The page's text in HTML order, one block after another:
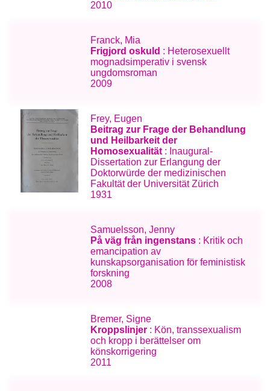
2010
Franck, Mia
Frigjord oskuld : Heterosexuellt
mognadsimperativ i svensk
ungdomsroman
2009
Frey, Eugen
Beitrag zur Frage der Behandlung
und Heilbarkeit der
Homosexualität : Inaugural-
Dissertation zur Erlangung der
Doktorwürde der medizinischen
Fakultät der Universität Zürich
1931
Samuelsson, Jenny
På väg från ingenstans : Kritik och
emancipation av
kunskapsorganisation för feministisk
forskning
2008
Bremer, Signe
Kroppslinjer : Kön, transsexualism
och kropp i berättelser om
könskorrigering
2011